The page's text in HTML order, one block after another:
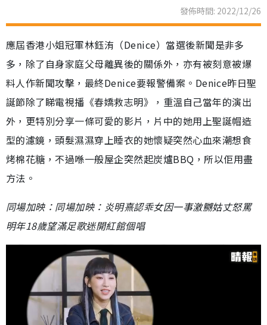
發佈時間: 2022/12/26
應屆香港小姐冠軍林鈺洧（Denice）當選後新聞是非多
多，除了自身家庭父母離異後的關係外，亦有被刻意被爆
料人作新聞攻擊，最終Denice要報警備案。Denice昨日聖
誕節除了睇電視播《春嬌救志明》，重溫自己當年的演出
外，更特別分享一條可愛的影片，片中的她用上聖誕帽造
型的濾鏡，頭髮濕濕穿上睡衣的她懷疑突然心血來潮想食
烤棉花糖，不過喺一般屋企突然起炭爐BBQ，所以佢用盡
方法。
同場加映：同場加映：炎明熹認乖女因一事激嬲姑丈怒罵
明年18歲望滿足歌迷開紅館個唱